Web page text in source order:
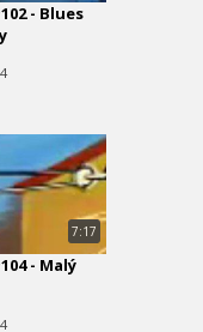
- Blues
7:17
- Malý